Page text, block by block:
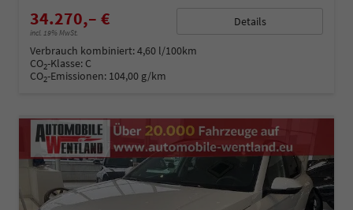
34.270,– €
incl. 19% MwSt.
Details
Verbrauch kombiniert:4,60 l/100km
CO2-Klasse: C
CO2-Emissionen: 104,00 g/km